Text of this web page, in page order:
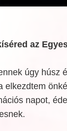
az
úgy húsz
elkezdtem
napot,